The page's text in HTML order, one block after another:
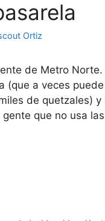
Ortiz
de Metro
(que a veces
de quetzales)
que no usa